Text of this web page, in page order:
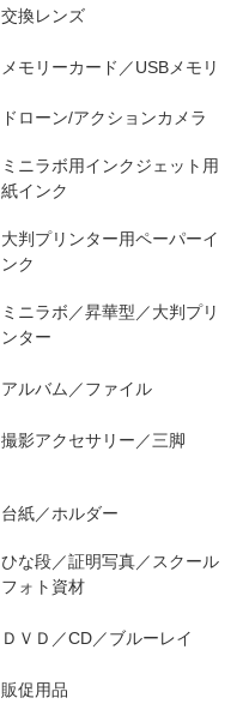
交換レンズ
メモリーカード／USBメモリ
ドローン/アクションカメラ
ミニラボ用インクジェット用
紙インク
大判プリンター用ペーパーイ
ンク
ミニラボ／昇華型／大判プリ
ンター
アルバム／ファイル
撮影アクセサリー／三脚
台紙／ホルダー
ひな段／証明写真／スクール
フォト資材
ＤＶＤ／CD／ブルーレイ
販促用品